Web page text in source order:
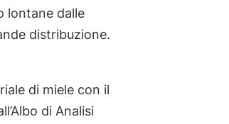
lontane dalle
distribuzione.
di miele con il
di Analisi